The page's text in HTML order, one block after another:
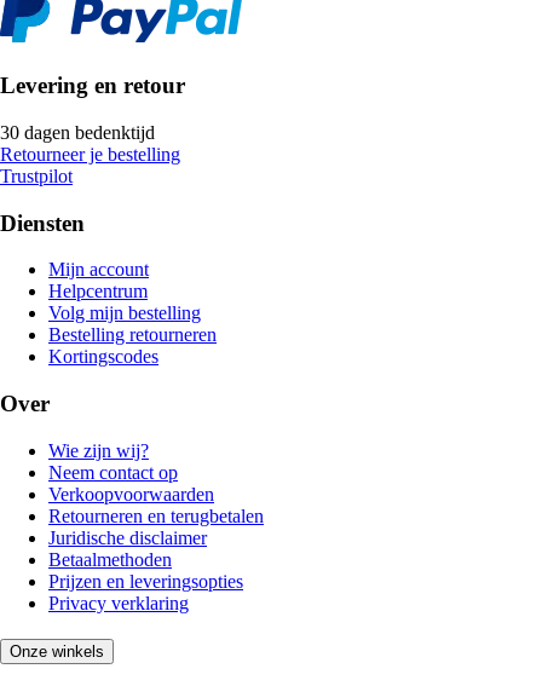
Levering en retour
30 dagen bedenktijd
Retourneer je bestelling
Trustpilot
Diensten
Mijn account
Helpcentrum
Volg mijn bestelling
Bestelling retourneren
Kortingscodes
Over
Wie zijn wij?
Neem contact op
Verkoopvoorwaarden
Retourneren en terugbetalen
Juridische disclaimer
Betaalmethoden
Prijzen en leveringsopties
Privacy verklaring
Onze winkels